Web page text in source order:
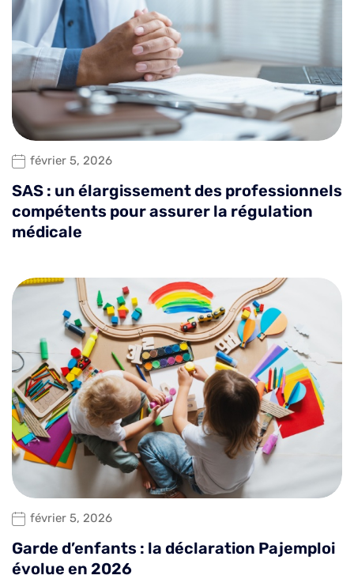
février 5, 2026
SAS : un élargissement des professionnels
compétents pour assurer la régulation
médicale
février 5, 2026
Garde d’enfants : la déclaration Pajemploi
évolue en 2026